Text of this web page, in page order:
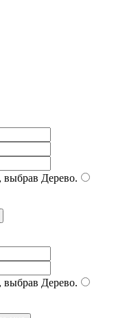
выбрав Дерево.
выбрав Дерево.